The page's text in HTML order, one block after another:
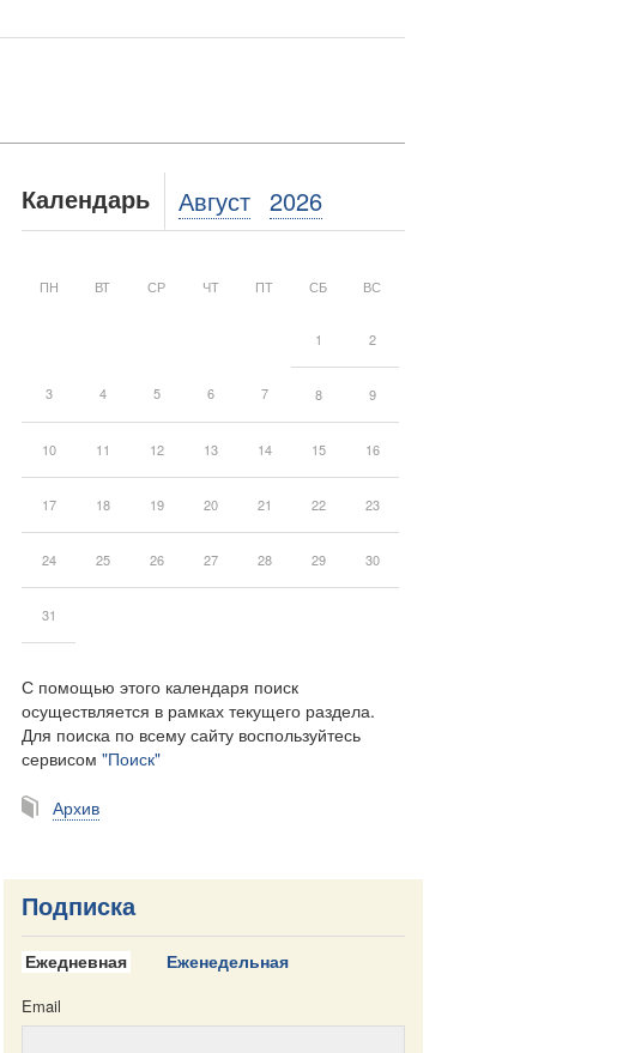
Календарь Август 2026
ПН ВТ СР ЧТ ПТ СБ ВС
1 2
3 4 5 6 7 8 9
10 11 12 13 14 15 16
17 18 19 20 21 22 23
24 25 26 27 28 29 30
31
С помощью этого календаря поиск
осуществляется в рамках текущего раздела.
Для поиска по всему сайту воспользуйтесь
сервисом "Поиск"
Архив
Подписка
Ежедневная Еженедельная
Email